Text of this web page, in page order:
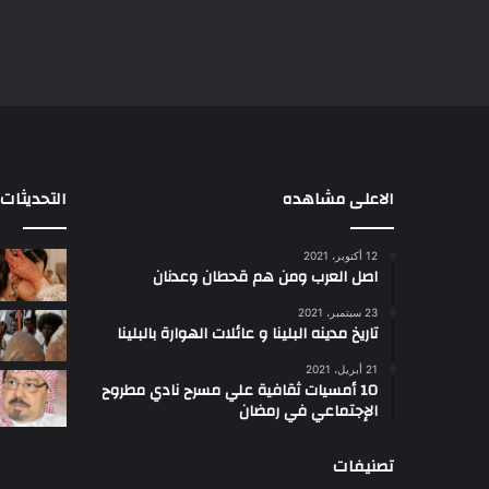
الاعلى مشاهده
12 أكتوبر، 2021
اصل العرب ومن هم قحطان وعدنان
23 سبتمبر، 2021
تاريخ مدينه البلينا و عائلات الهوارة بالبلينا
21 أبريل، 2021
10 أمسيات ثقافية علي مسرح نادي مطروح
الإجتماعي في رمضان
تصنيفات
التحديثات